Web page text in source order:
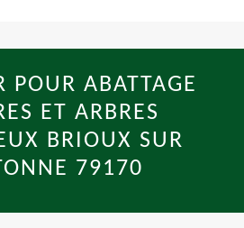
POUR ABATTAGE
ET ARBRES
BRIOUX SUR
79170